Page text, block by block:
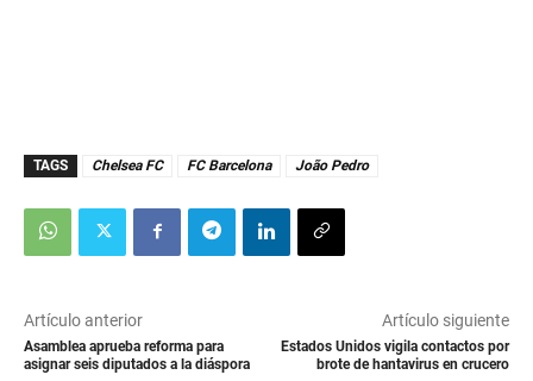
TAGS Chelsea FC FC Barcelona João Pedro
Artículo anterior
Asamblea aprueba reforma para
asignar seis diputados a la diáspora
Artículo siguiente
Estados Unidos vigila contactos por
brote de hantavirus en crucero